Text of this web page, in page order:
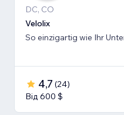
DC, CO
Velolix
So einzigartig wie Ihr
4,7 (24)
Від 600 $